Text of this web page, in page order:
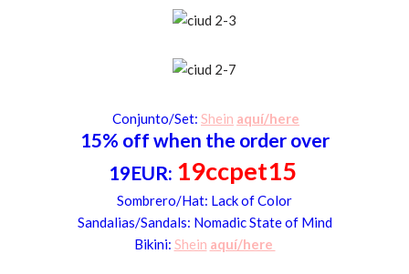
Conjunto/Set: Shein aquí/here
15% off when the order over
19EUR: 19ccpet15
Sombrero/Hat: Lack of Color
Sandalias/Sandals: Nomadic State of Mind
Bikini: Shein aquí/here